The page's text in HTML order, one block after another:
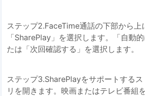
ステップ2.FaceTime通話の下部から上
「SharePlay」を選択します。「自動
たは「次回確認する」を選択します。
ステップ3.SharePlayをサポートする
リを開きます。映画またはテレビ番組